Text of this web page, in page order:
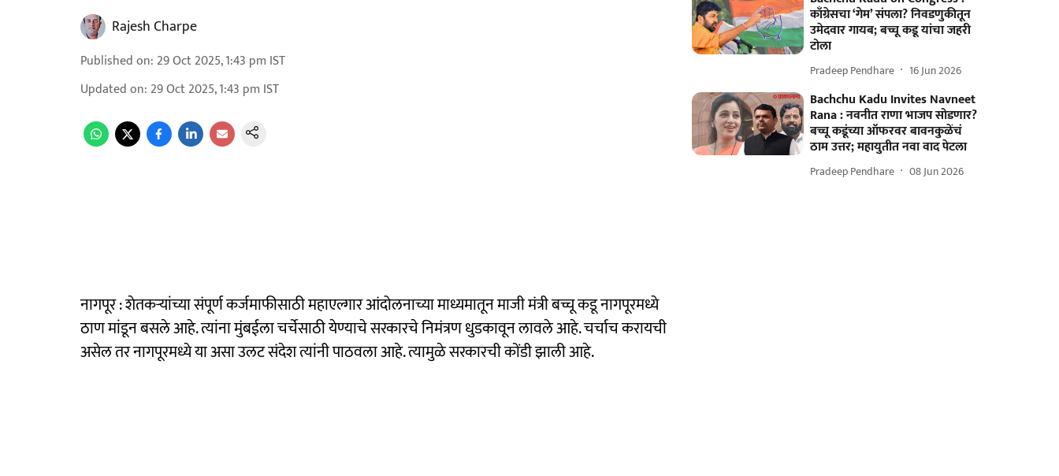
Rajesh Charpe
Published on: 29 Oct 2025, 1:43 pm IST
Updated on: 29 Oct 2025, 1:43 pm IST
नागपूर : शेतकऱ्यांच्या संपूर्ण कर्जमाफीसाठी महाएल्गार आंदोलनाच्या माध्यमातून माजी मंत्री बच्चू कडू नागपूरमध्ये
ठाण मांडून बसले आहे. त्यांना मुंबईला चर्चेसाठी येण्याचे सरकारचे निमंत्रण धुडकावून लावले आहे. चर्चाच करायची
असेल तर नागपूरमध्ये या असा उलट संदेश त्यांनी पाठवला आहे. त्यामुळे सरकारची कोंडी झाली आहे.
काँग्रेसचा ‘गेम’ संपला? निवडणुकीतून
उमेदवार गायब; बच्चू कडू यांचा जहरी
टोला
Pradeep Pendhare 16 Jun 2026
Bachchu Kadu Invites Navneet
Rana : नवनीत राणा भाजप सोडणार?
बच्चू कडूंच्या ऑफरवर बावनकुळेंचं
ठाम उत्तर; महायुतीत नवा वाद पेटला
Pradeep Pendhare 08 Jun 2026